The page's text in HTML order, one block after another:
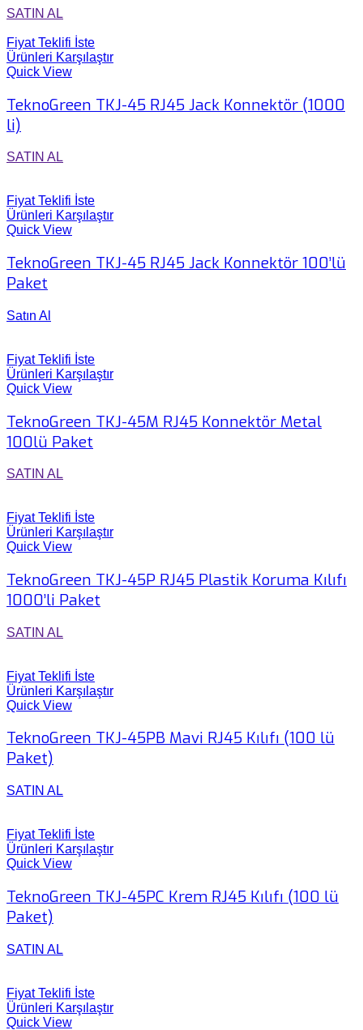
SATIN AL
Fiyat Teklifi İste
Ürünleri Karşılaştır
Quick View
TeknoGreen TKJ-45 RJ45 Jack Konnektör (1000
li)
SATIN AL
Fiyat Teklifi İste
Ürünleri Karşılaştır
Quick View
TeknoGreen TKJ-45 RJ45 Jack Konnektör 100’lü
Paket
Satın Al
Fiyat Teklifi İste
Ürünleri Karşılaştır
Quick View
TeknoGreen TKJ-45M RJ45 Konnektör Metal
100lü Paket
SATIN AL
Fiyat Teklifi İste
Ürünleri Karşılaştır
Quick View
TeknoGreen TKJ-45P RJ45 Plastik Koruma Kılıfı
1000’li Paket
SATIN AL
Fiyat Teklifi İste
Ürünleri Karşılaştır
Quick View
TeknoGreen TKJ-45PB Mavi RJ45 Kılıfı (100 lü
Paket)
SATIN AL
Fiyat Teklifi İste
Ürünleri Karşılaştır
Quick View
TeknoGreen TKJ-45PC Krem RJ45 Kılıfı (100 lü
Paket)
SATIN AL
Fiyat Teklifi İste
Ürünleri Karşılaştır
Quick View